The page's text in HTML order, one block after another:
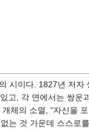
시이다. 1827년 저
고, 각 연에서는 쌍
체의 소멸, “자신을
는 것 가운데 스스